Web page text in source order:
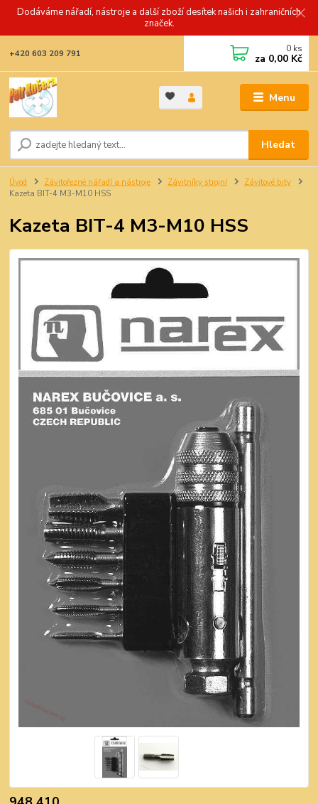
Dodáváme nářadí, nástroje a další zboží desítek našich i zahraničních
značek.
Menu
Hledat
+420 603 209 791 0 ks
za 0,00 Kč
Úvod Závitořezné nářadí a nástroje Závitníky strojní
Závitové bity
Kazeta BIT-4 M3-M10 HSS
Kazeta BIT-4 M3-M10 HSS